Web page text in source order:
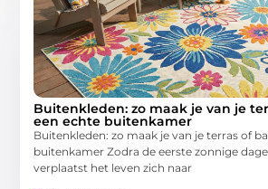
Buitenkleden: zo maak je van je
een echte buitenkamer
Buitenkleden: zo maak je van je terras of
buitenkamer Zodra de eerste zonnige
verplaatst het leven zich naar